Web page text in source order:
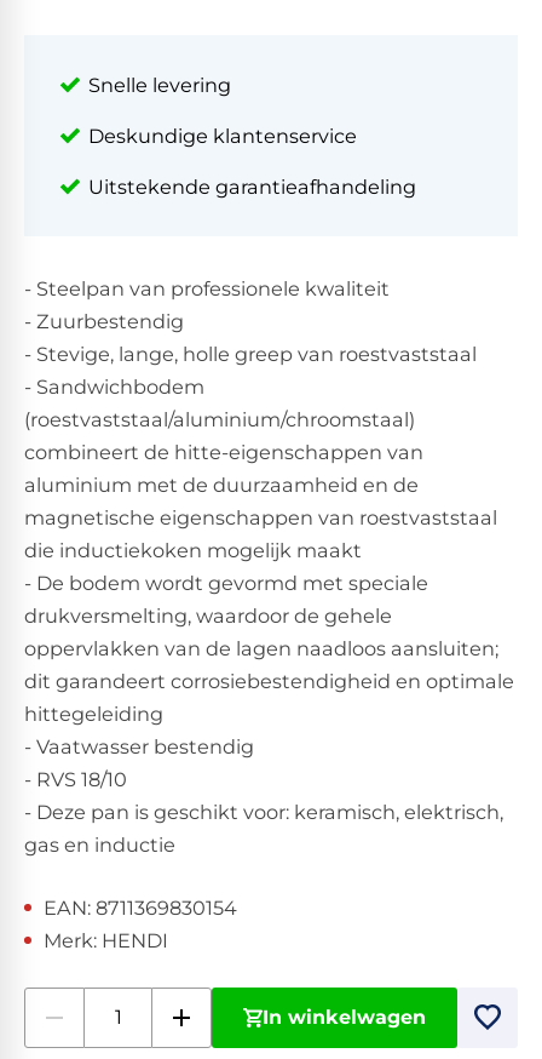
Snelle levering
Deskundige klantenservice
Uitstekende garantieafhandeling
- Steelpan van professionele kwaliteit
- Zuurbestendig
- Stevige, lange, holle greep van roestvaststaal
- Sandwichbodem
(roestvaststaal/aluminium/chroomstaal)
combineert de hitte-eigenschappen van
aluminium met de duurzaamheid en de
magnetische eigenschappen van roestvaststaal
die inductiekoken mogelijk maakt
- De bodem wordt gevormd met speciale
drukversmelting, waardoor de gehele
oppervlakken van de lagen naadloos aansluiten;
dit garandeert corrosiebestendigheid en optimale
hittegeleiding
- Vaatwasser bestendig
- RVS 18/10
- Deze pan is geschikt voor: keramisch, elektrisch,
gas en inductie
EAN: 8711369830154
Merk: HENDI
In winkelwagen